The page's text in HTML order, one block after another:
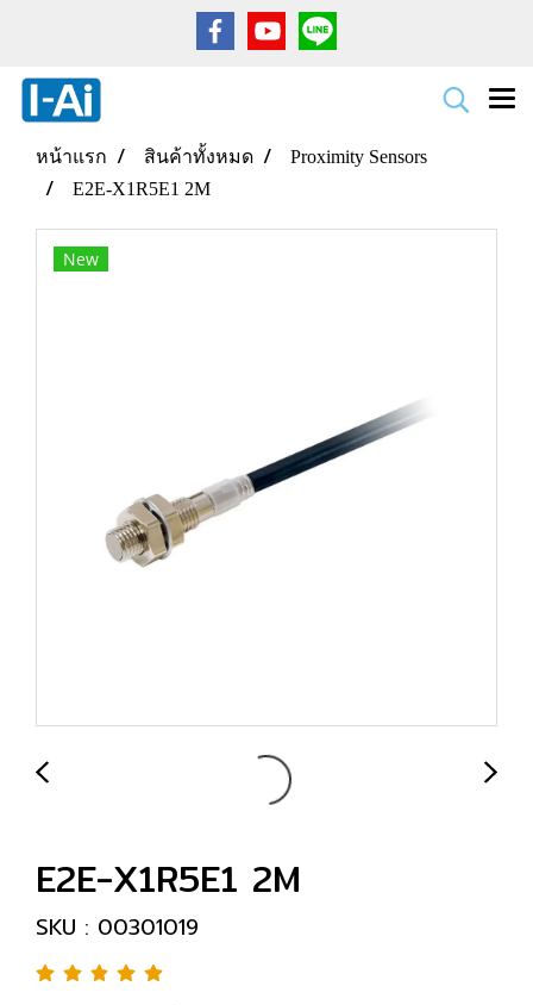
หน้าแรก สินค้าทั้งหมด
Proximity Sensors
E2E-X1R5E1 2M
New
E2E-X1R5E1 2M
SKU : 00301019